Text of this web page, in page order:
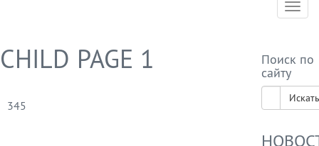
CHILD PAGE 1
345
Поиск по
сайту